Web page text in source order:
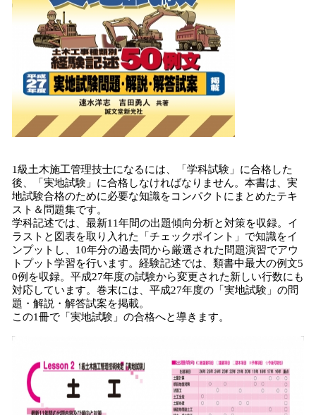
1級土木施工管理技士になるには、「学科試験」に合格した
後、「実地試験」に合格しなければなりません。本書は、実
地試験合格のために必要な知識をコンパクトにまとめたテキ
スト＆問題集です。
学科記述では、最新11年間の出題傾向分析と対策を収録。イ
ラストと図表を取り入れた「チェックポイント」で知識をイ
ンプットし、10年分の過去問から厳選された問題演習でアウ
トプット学習を行います。経験記述では、類書中最大の例文5
0例を収録。平成27年度の試験から変更された新しい行数にも
対応しています。巻末には、平成27年度の「実地試験」の問
題・解説・解答試案を掲載。
この1冊で「実地試験」の合格へと導きます。